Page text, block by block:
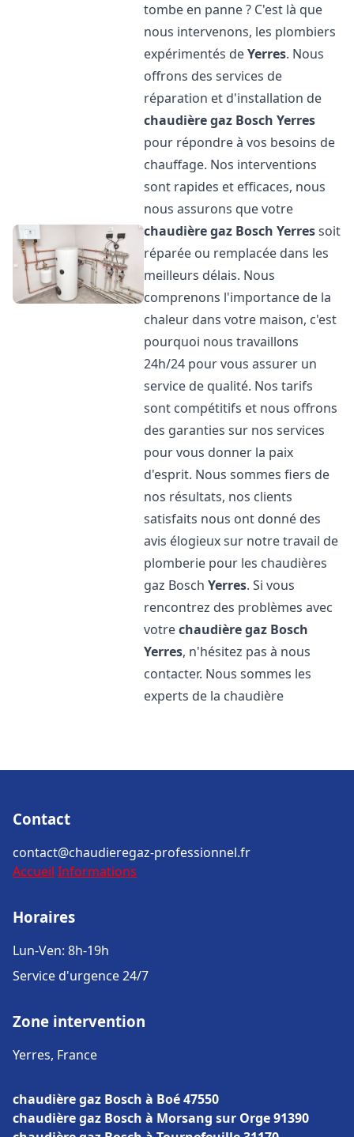
tombe en panne ? C'est là que
nous intervenons, les plombiers
expérimentés deYerres. Nous
offrons des services de
réparation et d'installation de
chaudière gaz Bosch Yerres
pour répondre à vos besoins de
chauffage. Nos interventions
sont rapides et efficaces, nous
nous assurons que votre
chaudière gaz Bosch Yerressoit
réparée ou remplacée dans les
meilleurs délais. Nous
comprenons l'importance de la
chaleur dans votre maison, c'est
pourquoi nous travaillons
24h/24 pour vous assurer un
service de qualité. Nos tarifs
sont compétitifs et nous offrons
des garanties sur nos services
pour vous donner la paix
d'esprit. Nous sommes fiers de
nos résultats, nos clients
satisfaits nous ont donné des
avis élogieux sur notre travail de
plomberie pour les chaudières
gaz BoschYerres. Si vous
rencontrez des problèmes avec
votrechaudière gaz Bosch
Yerres, n'hésitez pas à nous
contacter. Nous sommes les
experts de la chaudière
Contact
contact@chaudieregaz-professionnel.fr
Accueil Informations
Horaires
Lun-Ven: 8h-19h
Service d'urgence 24/7
Zone intervention
Yerres, France
chaudière gaz Bosch à Boé 47550
chaudière gaz Bosch à Morsang sur Orge 91390